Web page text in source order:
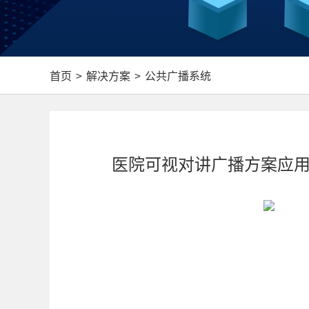
首页 > 解决方案 > 公共广播系统
医院可视对讲广播方案应